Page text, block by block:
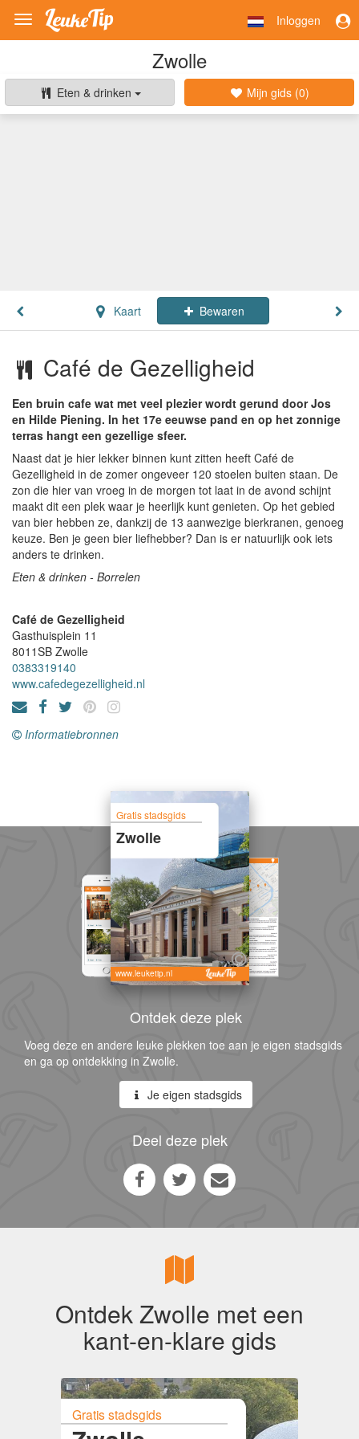
Toggle
navigation
Inloggen
Zwolle
Eten & drinken Mijn gids (0)
Kaart Bewaren
Café de Gezelligheid
Een bruin cafe wat met veel plezier wordt gerund door Jos
en Hilde Piening. In het 17e eeuwse pand en op het zonnige
terras hangt een gezellige sfeer.
Naast dat je hier lekker binnen kunt zitten heeft Café de
Gezelligheid in de zomer ongeveer 120 stoelen buiten staan. De
zon die hier van vroeg in de morgen tot laat in de avond schijnt
maakt dit een plek waar je heerlijk kunt genieten. Op het gebied
van bier hebben ze, dankzij de 13 aanwezige bierkranen, genoeg
keuze. Ben je geen bier liefhebber? Dan is er natuurlijk ook iets
anders te drinken.
Eten & drinken - Borrelen
Café de Gezelligheid
Gasthuisplein 11
8011SB Zwolle
0383319140
www.cafedegezelligheid.nl
Informatiebronnen
Gratis stadsgids
Zwolle
www.leuketip.nl
Ontdek deze plek
Voeg deze en andere leuke plekken toe aan je eigen stadsgids
en ga op ontdekking in Zwolle.
Je eigen stadsgids
Deel deze plek
Ontdek Zwolle met een
kant-en-klare gids
Gratis stadsgids